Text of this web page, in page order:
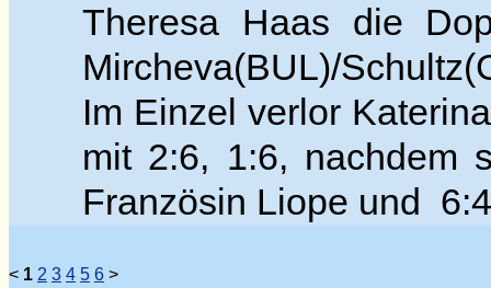
Theresa Haas die
Mircheva(BUL)/
Im Einzel verlor
mit 2:6, 1:6, nachdem
Französin Liope und
< 1 2 3 4 5 6 >